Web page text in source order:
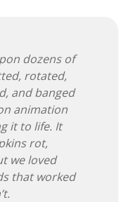
dozens of
rotated,
and banged
animation
it to life. It
rot,
we loved
that worked